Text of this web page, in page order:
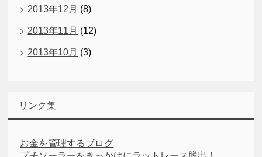
2013年12月 (8)
2013年11月 (12)
2013年10月 (3)
リンク集
お金を管理するブログ